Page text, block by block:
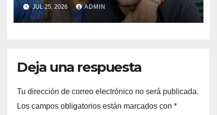
Perú para radicar en Madrid
JUL 25, 2026 ADMIN
Deja una respuesta
Tu dirección de correo electrónico no será publicada.
Los campos obligatorios están marcados con *